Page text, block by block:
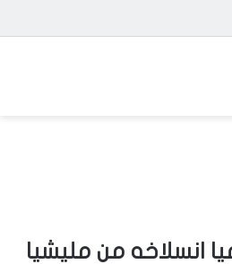
انسلاخه من مليشيا